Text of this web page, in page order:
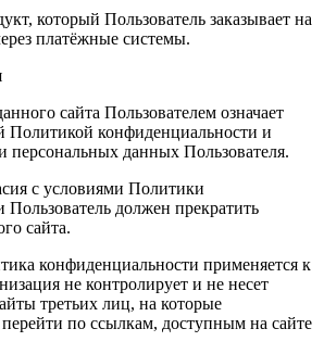
который Пользователь заказывает на
платёжные системы.
сайта Пользователем означает
Политикой конфиденциальности и
персональных данных Пользователя.
с условиями Политики
должен прекратить
сайта.
конфиденциальности применяется к
не контролирует и не несет
третьих лиц, на которые
по ссылкам, доступным на сайте